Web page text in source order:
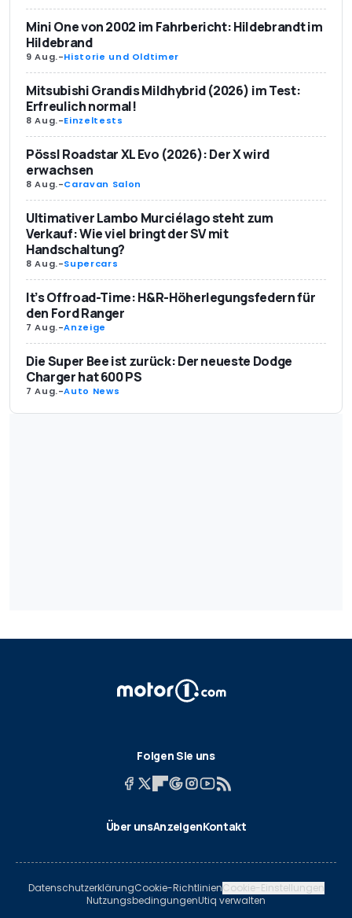
Mini One von 2002 im Fahrbericht: Hildebrandt im
Hildebrand
9 Aug.-Historie und Oldtimer
Mitsubishi Grandis Mildhybrid (2026) im Test:
Erfreulich normal!
8 Aug.-Einzeltests
Pössl Roadstar XL Evo (2026): Der X wird
erwachsen
8 Aug.-Caravan Salon
Ultimativer Lambo Murciélago steht zum
Verkauf: Wie viel bringt der SV mit
Handschaltung?
8 Aug.-Supercars
It’s Offroad-Time: H&R-Höherlegungsfedern für
den Ford Ranger
7 Aug.-Anzeige
Die Super Bee ist zurück: Der neueste Dodge
Charger hat 600 PS
7 Aug.-Auto News
Folgen Sie uns
Über unsAnzeigenKontakt
DatenschutzerklärungCookie-RichtlinienCookie-Einstellungen
NutzungsbedingungenUtiq verwalten